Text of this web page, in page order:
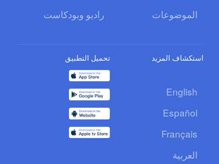
الموضوعات
راديو وبودكاست
استكشاف المزيد
English
Español
Français
العربية
تحميل التطبيق